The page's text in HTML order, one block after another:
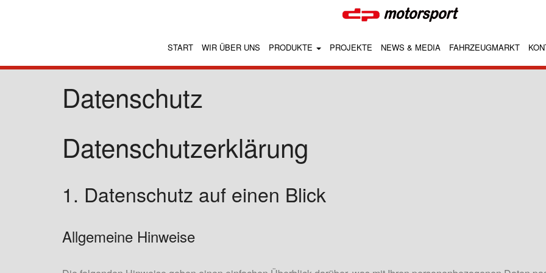
START WIR ÜBER UNS PRODUKTE PROJEKTE NEWS & MEDIA FAHRZEUGMARKT
Datenschutz
Datenschutzerklärung
1. Datenschutz auf einen Blick
Allgemeine Hinweise